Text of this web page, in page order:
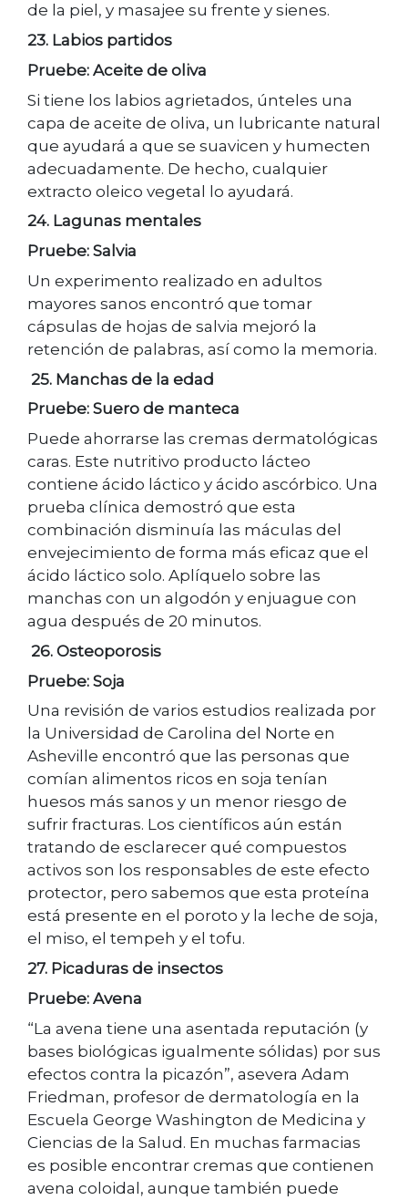
de la piel, y masajee su frente y sienes.
23. Labios partidos
Pruebe: Aceite de oliva
Si tiene los labios agrietados, únteles una
capa de aceite de oliva, un lubricante natural
que ayudará a que se suavicen y humecten
adecuadamente. De hecho, cualquier
extracto oleico vegetal lo ayudará.
24. Lagunas mentales
Pruebe: Salvia
Un experimento realizado en adultos
mayores sanos encontró que tomar
cápsulas de hojas de salvia mejoró la
retención de palabras, así como la memoria.
25. Manchas de la edad
Pruebe: Suero de manteca
Puede ahorrarse las cremas dermatológicas
caras. Este nutritivo producto lácteo
contiene ácido láctico y ácido ascórbico. Una
prueba clínica demostró que esta
combinación disminuía las máculas del
envejecimiento de forma más eficaz que el
ácido láctico solo. Aplíquelo sobre las
manchas con un algodón y enjuague con
agua después de 20 minutos.
26. Osteoporosis
Pruebe: Soja
Una revisión de varios estudios realizada por
la Universidad de Carolina del Norte en
Asheville encontró que las personas que
comían alimentos ricos en soja tenían
huesos más sanos y un menor riesgo de
sufrir fracturas. Los científicos aún están
tratando de esclarecer qué compuestos
activos son los responsables de este efecto
protector, pero sabemos que esta proteína
está presente en el poroto y la leche de soja,
el miso, el tempeh y el tofu.
27. Picaduras de insectos
Pruebe: Avena
“La avena tiene una asentada reputación (y
bases biológicas igualmente sólidas) por sus
efectos contra la picazón”, asevera Adam
Friedman, profesor de dermatología en la
Escuela George Washington de Medicina y
Ciencias de la Salud. En muchas farmacias
es posible encontrar cremas que contienen
avena coloidal, aunque también puede